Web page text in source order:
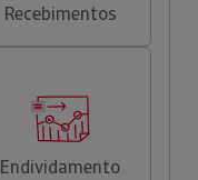
Recebimentos
Endividamento